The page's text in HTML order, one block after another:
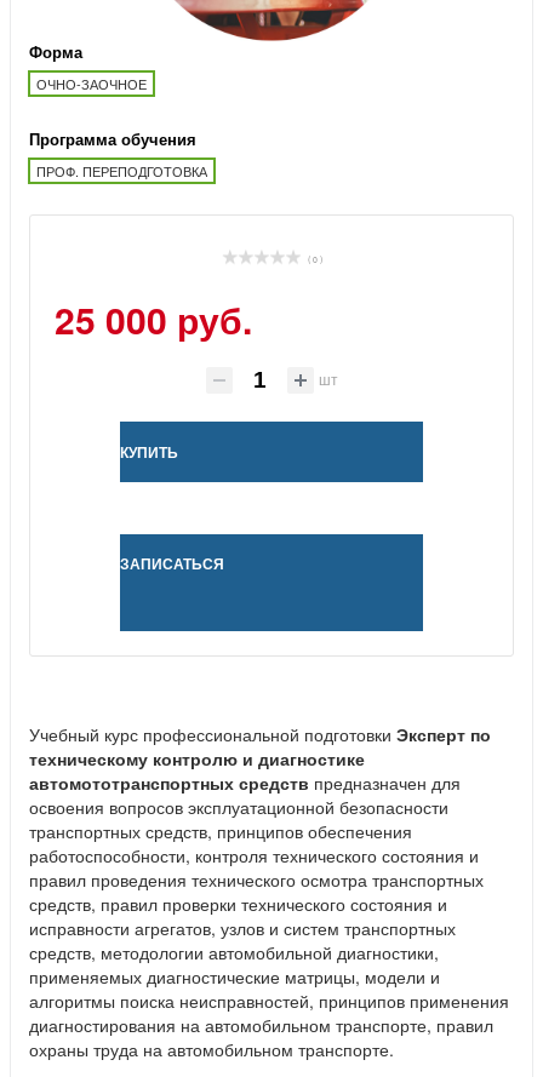
Форма
ОЧНО-ЗАОЧНОЕ
Программа обучения
ПРОФ. ПЕРЕПОДГОТОВКА
( 0 )
25 000 руб.
шт
КУПИТЬ
ЗАПИСАТЬСЯ
Учебный курс профессиональной подготовки Эксперт по
техническому контролю и диагностике
автомототранспортных средств предназначен для
освоения вопросов эксплуатационной безопасности
транспортных средств, принципов обеспечения
работоспособности, контроля технического состояния и
правил проведения технического осмотра транспортных
средств, правил проверки технического состояния и
исправности агрегатов, узлов и систем транспортных
средств, методологии автомобильной диагностики,
применяемых диагностические матрицы, модели и
алгоритмы поиска неисправностей, принципов применения
диагностирования на автомобильном транспорте, правил
охраны труда на автомобильном транспорте.